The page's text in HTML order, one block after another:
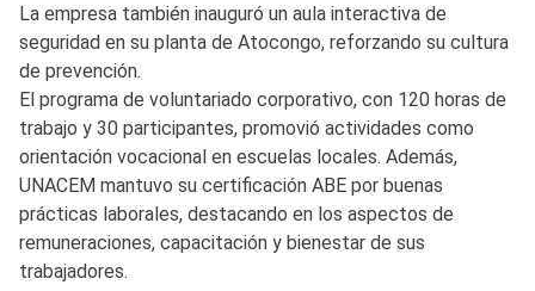
La empresa también inauguró un aula interactiva de
seguridad en su planta de Atocongo, reforzando su cultura
de prevención.
El programa de voluntariado corporativo, con 120 horas de
trabajo y 30 participantes, promovió actividades como
orientación vocacional en escuelas locales. Además,
UNACEM mantuvo su certificación ABE por buenas
prácticas laborales, destacando en los aspectos de
remuneraciones, capacitación y bienestar de sus
trabajadores.